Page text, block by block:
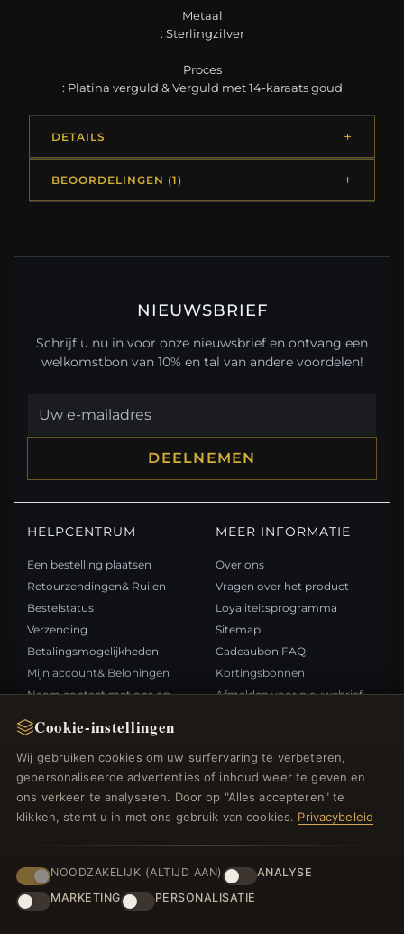
Cookie-instellingen
Wij gebruiken cookies om uw surfervaring te verbeteren,
gepersonaliseerde advertenties of inhoud weer te geven en
ons verkeer te analyseren. Door op "Alles accepteren" te
klikken, stemt u in met ons gebruik van cookies. Privacybeleid
NOODZAKELIJK (ALTIJD AAN)
ANALYSE
MARKETING
PERSONALISATIE
Metaal
: Sterlingzilver
Proces
: Platina verguld & Verguld met 14-karaats goud
DETAILS
BEOORDELINGEN (1)
NIEUWSBRIEF
Schrijf u nu in voor onze nieuwsbrief en ontvang een
welkomstbon van 10% en tal van andere voordelen!
DEELNEMEN
HELPCENTRUM
Een bestelling plaatsen
Retourzendingen& Ruilen
Bestelstatus
Verzending
Betalingsmogelijkheden
Mijn account& Beloningen
Neem contact met ons op
MEER INFORMATIE
Over ons
Vragen over het product
Loyaliteitsprogramma
Sitemap
Cadeaubon FAQ
Kortingsbonnen
Afmelden voor nieuwsbrief
Nieuwe producten
Specials
Blog
Beoordelingen
Inloggen
BETAALMETHODEN